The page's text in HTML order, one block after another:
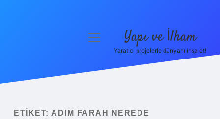
Yasal Uyarı
menüyü
Yapı ve İlham
Yaratıcı projelerle dünyanı inşa et!
ETIKET: ADIM FARAH NEREDE